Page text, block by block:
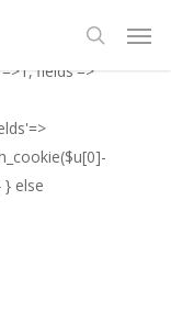
&&
} else
search